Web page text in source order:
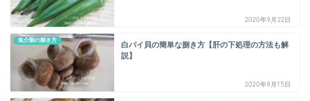
2020年9月22日
魚介類の捌き方
白バイ貝の簡単な捌き方【肝の下処理の方法も解
説】
2020年8月15日